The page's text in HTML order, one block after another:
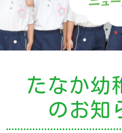
在園生向け
・資料ダウンロード
・園からのお便り
・動画
お知らせ
・ニュース
・ブログ
たなか幼
のお知